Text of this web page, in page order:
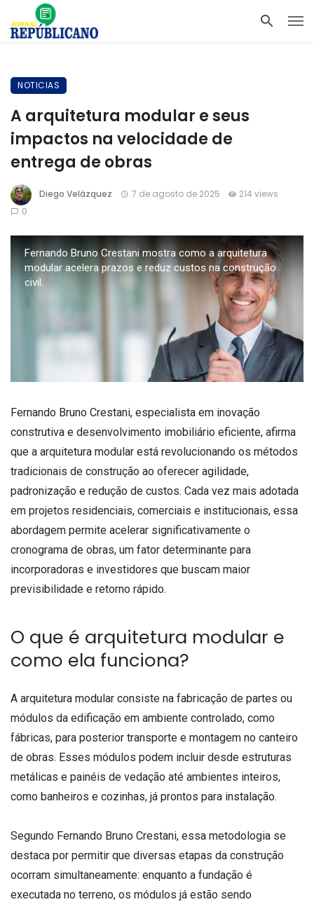
NOTICIAS
A arquitetura modular e seus
impactos na velocidade de
entrega de obras
Diego Velázquez 7 de agosto de 2025
214 views
0
Fernando Bruno Crestani mostra como a arquitetura
modular acelera prazos e reduz custos na construção
civil.
Fernando Bruno Crestani, especialista em inovação
construtiva e desenvolvimento imobiliário eficiente, afirma
que a arquitetura modular está revolucionando os métodos
tradicionais de construção ao oferecer agilidade,
padronização e redução de custos. Cada vez mais adotada
em projetos residenciais, comerciais e institucionais, essa
abordagem permite acelerar significativamente o
cronograma de obras, um fator determinante para
incorporadoras e investidores que buscam maior
previsibilidade e retorno rápido.
O que é arquitetura modular e
como ela funciona?
A arquitetura modular consiste na fabricação de partes ou
módulos da edificação em ambiente controlado, como
fábricas, para posterior transporte e montagem no canteiro
de obras. Esses módulos podem incluir desde estruturas
metálicas e painéis de vedação até ambientes inteiros,
como banheiros e cozinhas, já prontos para instalação.
Segundo Fernando Bruno Crestani, essa metodologia se
destaca por permitir que diversas etapas da construção
ocorram simultaneamente: enquanto a fundação é
executada no terreno, os módulos já estão sendo